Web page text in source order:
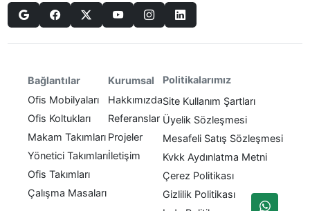
Bağlantılar
Ofis Mobilyaları
Ofis Koltukları
Makam Takımları
Yönetici Takımları
Ofis Takımları
Çalışma Masaları
Kurumsal
Hakkımızda
Referanslar
Projeler
İletişim
Politikalarımız
Site Kullanım Şartları
Üyelik Sözleşmesi
Mesafeli Satış Sözleşmesi
Kvkk Aydınlatma Metni
Çerez Politikası
Gizlilik Politikası